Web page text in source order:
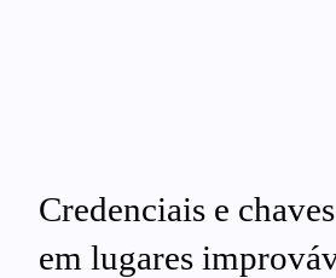
Credenciais e
em lugares